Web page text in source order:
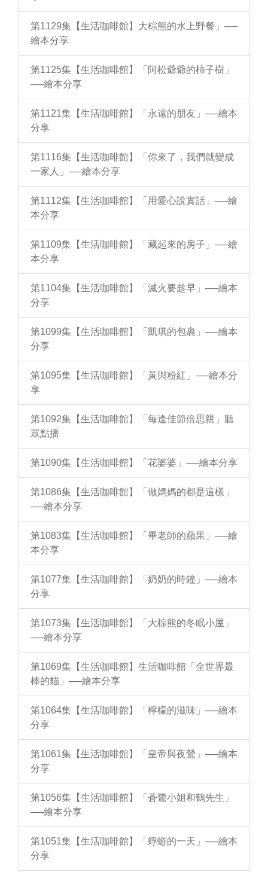
第1129集【生活咖啡館】大棕熊的水上野餐」──
繪本分享
第1125集【生活咖啡館】「阿松爺爺的柿子樹」
──繪本分享
第1121集【生活咖啡館】「永遠的朋友」──繪本
分享
第1116集【生活咖啡館】「你來了，我們就變成
一家人」──繪本分享
第1112集【生活咖啡館】「用愛心說實話」──繪
本分享
第1109集【生活咖啡館】「藏起來的房子」──繪
本分享
第1104集【生活咖啡館】「滅火要趁早」──繪本
分享
第1099集【生活咖啡館】「凱琪的包裹」──繪本
分享
第1095集【生活咖啡館】「黃與粉紅」──繪本分
享
第1092集【生活咖啡館】「每逢佳節倍思親」聽
眾點播
第1090集【生活咖啡館】「花婆婆」──繪本分享
第1086集【生活咖啡館】「做媽媽的都是這樣」
──繪本分享
第1083集【生活咖啡館】「畢老師的蘋果」──繪
本分享
第1077集【生活咖啡館】「奶奶的時鐘」──繪本
分享
第1073集【生活咖啡館】「大棕熊的冬眠小屋」
──繪本分享
第1069集【生活咖啡館】生活咖啡館「全世界最
棒的貓」──繪本分享
第1064集【生活咖啡館】「檸檬的滋味」──繪本
分享
第1061集【生活咖啡館】「皇帝與夜鶯」──繪本
分享
第1056集【生活咖啡館】「蒼鷺小姐和鶴先生」
──繪本分享
第1051集【生活咖啡館】「蜉蝣的一天」──繪本
分享